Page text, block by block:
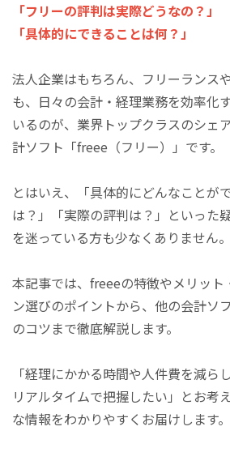
「フリーの評判は実際どうなの？」
「具体的にできることは何？」
法人企業はもちろん、フリーランス
も、日々の会計・経理業務を効率化
いるのが、業界トップクラスのシェ
計ソフト「freee（フリー）」です。
とはいえ、「具体的にどんなことが
は？」「実際の評判は？」といった
を迷っている方も少なくありません。
本記事では、freeeの特徴やメリット
ン選びのポイントから、他の会計ソ
のコツまで徹底解説します。
「経理にかかる時間や人件費を減ら
リアルタイムで把握したい」とお考
な情報をわかりやすくお届けします。